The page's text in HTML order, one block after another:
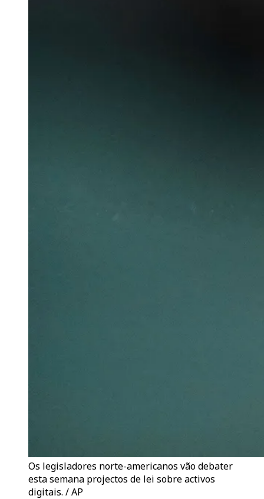
Os legisladores norte-americanos vão debater
esta semana projectos de lei sobre activos
digitais. / AP